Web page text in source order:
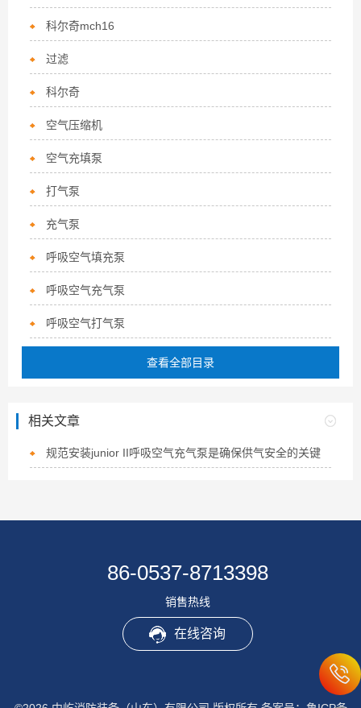
科尔奇mch16
过滤
科尔奇
空气压缩机
空气充填泵
打气泵
充气泵
呼吸空气填充泵
呼吸空气充气泵
呼吸空气打气泵
查看全部目录
相关文章
规范安装junior II呼吸空气充气泵是确保供气安全的关键
86-0537-8713398
销售热线
在线咨询